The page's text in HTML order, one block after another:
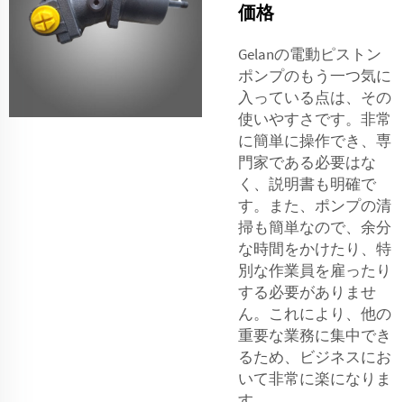
価格
Gelanの電動ピストン
ポンプのもう一つ気に
入っている点は、その
使いやすさです。非常
に簡単に操作でき、専
門家である必要はな
く、説明書も明確で
す。また、ポンプの清
掃も簡単なので、余分
な時間をかけたり、特
別な作業員を雇ったり
する必要がありませ
ん。これにより、他の
重要な業務に集中でき
るため、ビジネスにお
いて非常に楽になりま